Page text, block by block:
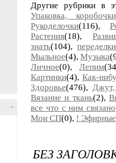
-
Другие рубрики в
Упаковка, коробочки
Рукоделочки(116),
Растения(18),
знать(104), переделки
Мыльное(4),Музыка
Личное(0),Лепим
Картинки(4), Как-
Здоровье(476),
Вязание и ткань(2),
все что с ним связано
Мои СП(0), !
БЕЗ